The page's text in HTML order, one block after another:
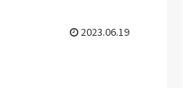
2023.06.19